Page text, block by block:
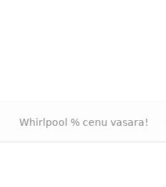
Whirlpool % cenu vasara!